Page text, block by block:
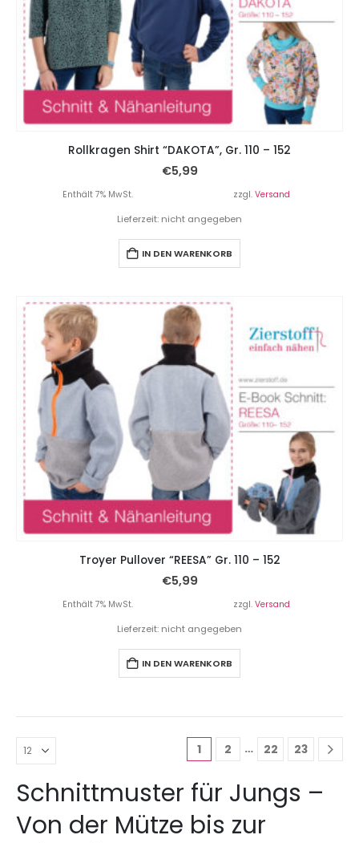
Rollkragen Shirt “DAKOTA”, Gr. 110 – 152
€5,99
Enthält 7% MwSt. zzgl. Versand
Lieferzeit: nicht angegeben
IN DEN WARENKORB
Troyer Pullover “REESA” Gr. 110 – 152
€5,99
Enthält 7% MwSt. zzgl. Versand
Lieferzeit: nicht angegeben
IN DEN WARENKORB
1 2 … 22 23
Schnittmuster für Jungs –
Von der Mütze bis zur